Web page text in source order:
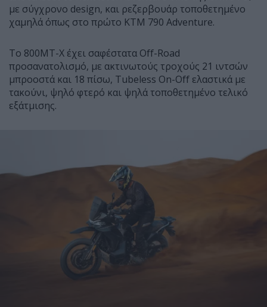
με σύγχρονο design, και ρεζερβουάρ τοποθετημένο
χαμηλά όπως στο πρώτο KTM 790 Adventure.
Το 800MT-X έχει σαφέστατα Off-Road
προσανατολισμό, με ακτινωτούς τροχούς 21 ιντσών
μπροοστά και 18 πίσω, Tubeless On-Off ελαστικά με
τακούνι, ψηλό φτερό και ψηλά τοποθετημένο τελικό
εξάτμισης.